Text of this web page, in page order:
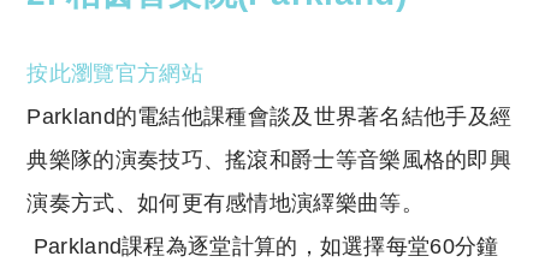
按此瀏覽官方網站
Parkland的電結他課種會談及世界著名結他手及經
典樂隊的演奏技巧、搖滾和爵士等音樂風格的即興
演奏方式、如何更有感情地演繹樂曲等。
Parkland課程為逐堂計算的，如選擇每堂60分鐘